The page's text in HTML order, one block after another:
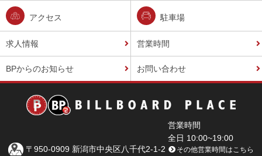
アクセス 駐車場
求人情報 営業時間
BPからのお知らせ お問い合わせ
〒950-0909 新潟市中央区八千代2-1-2
営業時間
全日 10:00~19:00
その他営業時間はこちら